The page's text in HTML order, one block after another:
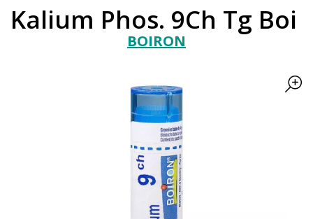
Kalium Phos. 9Ch Tg Boi
BOIRON